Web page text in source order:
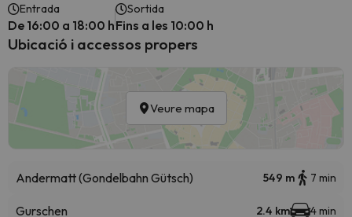
Entrada
De 16:00 a 18:00 h
Sortida
Fins a les 10:00 h
Ubicació i accessos propers
Veure mapa
Andermatt (Gondelbahn Gütsch) 549 m 7 min
Gurschen 2.4 km 4 min